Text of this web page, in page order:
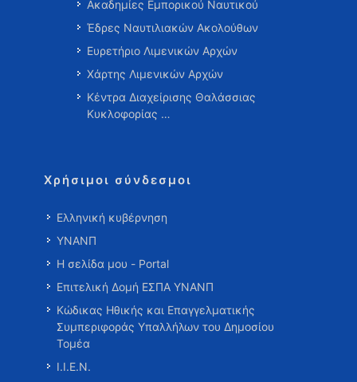
Ακαδημίες Εμπορικού Ναυτικού
Έδρες Ναυτιλιακών Ακολούθων
Ευρετήριο Λιμενικών Αρχών
Χάρτης Λιμενικών Αρχών
Κέντρα Διαχείρισης Θαλάσσιας
Κυκλοφορίας …
Χρήσιμοι σύνδεσμοι
Ελληνική κυβέρνηση
ΥΝΑΝΠ
Η σελίδα μου - Portal
Επιτελική Δομή ΕΣΠΑ ΥΝΑΝΠ
Κώδικας Ηθικής και Επαγγελματικής
Συμπεριφοράς Υπαλλήλων του Δημοσίου
Τομέα
Ι.Ι.Ε.Ν.